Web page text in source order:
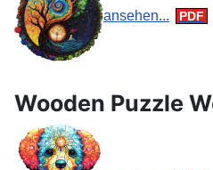
ansehen...
Wooden Puzzle